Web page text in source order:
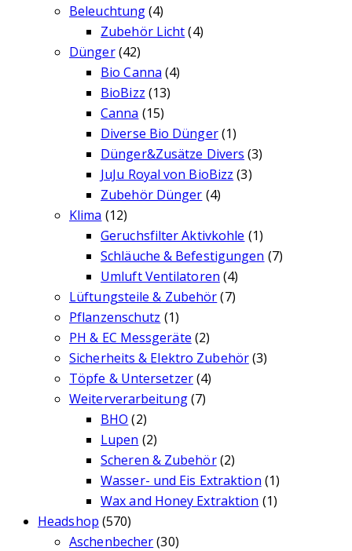
Beleuchtung(4)
Zubehör Licht (4)
Dünger(42)
Bio Canna (4)
BioBizz (13)
Canna (15)
Diverse Bio Dünger(1)
Dünger&Zusätze Divers (3)
JuJu Royal von BioBizz (3)
Zubehör Dünger (4)
Klima (12)
Geruchsfilter Aktivkohle (1)
Schläuche & Befestigungen (7)
Umluft Ventilatoren (4)
Lüftungsteile & Zubehör (7)
Pflanzenschutz (1)
PH & EC Messgeräte (2)
Sicherheits & Elektro Zubehör(3)
Töpfe & Untersetzer(4)
Weiterverarbeitung(7)
BHO (2)
Lupen (2)
Scheren & Zubehör(2)
Wasser- und Eis Extraktion (1)
Wax and Honey Extraktion (1)
Headshop (570)
Aschenbecher(30)